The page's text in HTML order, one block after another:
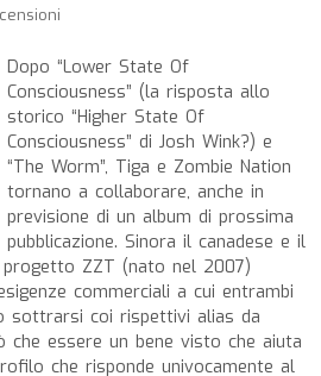
Dopo “Lower State Of
Consciousness” (la risposta allo
storico “Higher State Of
Consciousness” di Josh Wink?) e
“The Worm”, Tiga e Zombie Nation
tornano a collaborare, anche in
previsione di un album di prossima
pubblicazione. Sinora il canadese e il
ZZT (nato nel 2007)
commerciali a cui entrambi
sottrarsi coi rispettivi alias da
che essere un bene visto che aiuta
che risponde univocamente al